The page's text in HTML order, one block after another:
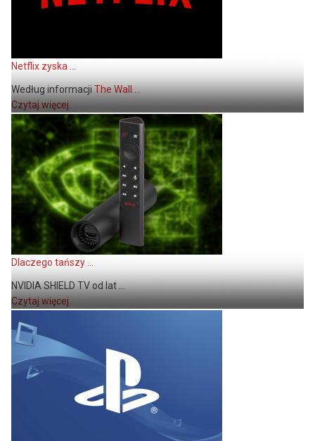
Netflix zyska ...
Według informacjiThe Wall ...
Czytaj więcej
Dlaczego tańszy ...
NVIDIA SHIELD TV od lat ...
Czytaj więcej